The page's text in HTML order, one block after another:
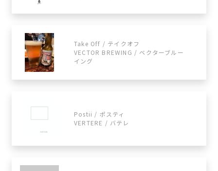
Take Off / テイクオフ
VECTOR BREWING / ベクターブルー
イング
Postii / ポスティ
VERTERE / バテレ